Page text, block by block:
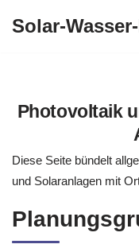
Solar-
Photovoltaik
Diese Seite bündelt
und Solaranlagen mit